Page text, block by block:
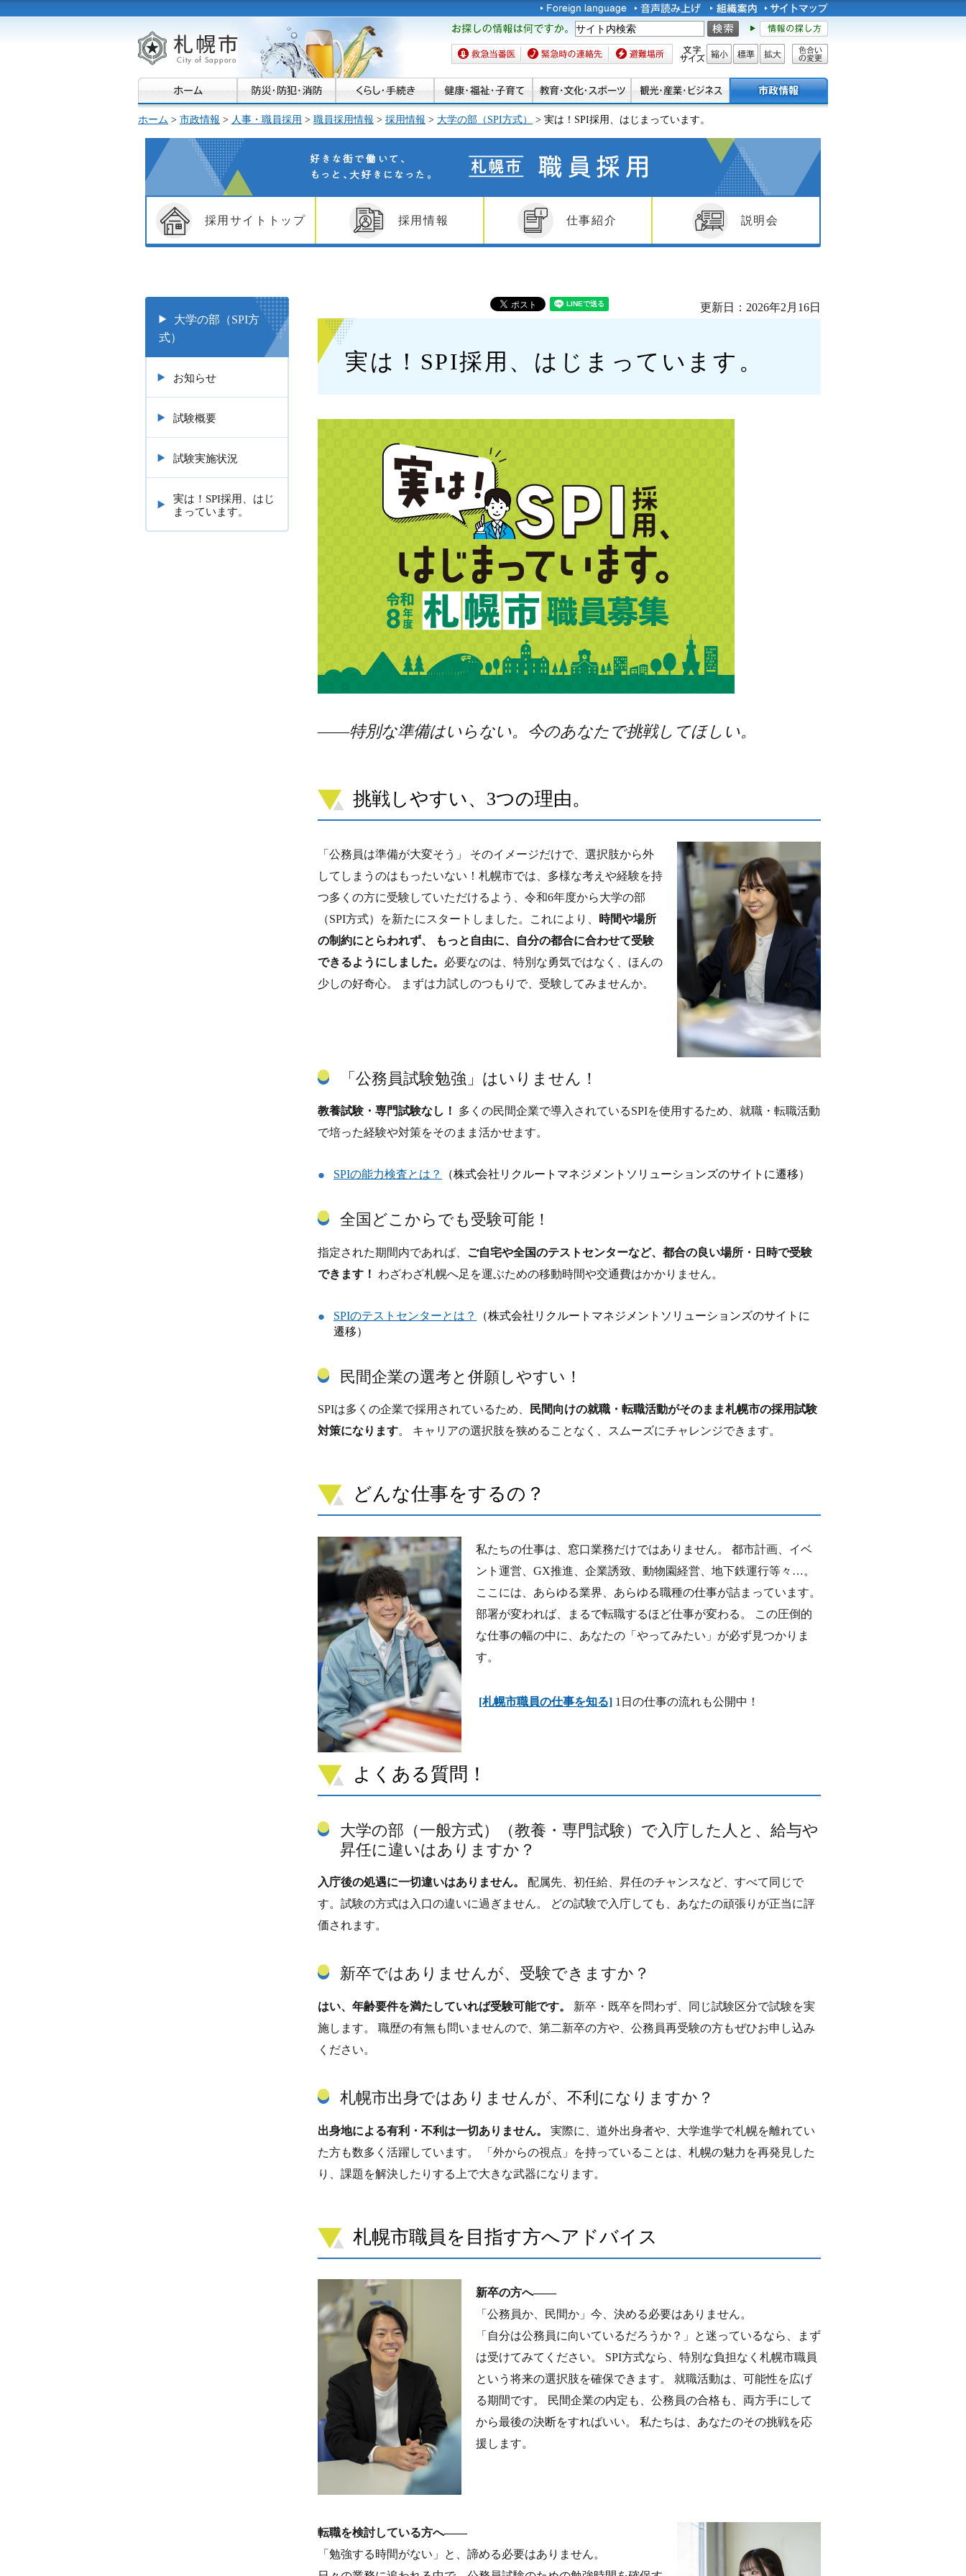
札幌市
お探しの情報は何です
か。
救急当番医 緊急時の連絡先 避難場所 文字サイズ
縮小 標準 拡大
色合い
ホーム > 市政情報 > 人事・職員採用 > 職員採用情報 > 採用情報 > 大学の部（SPI方式） > 実は！SPI採用、はじまっています。
好きな街で働いて、もっ
と、大好きになった。
札幌市職員採用
採用サイトトップ 採用情報 仕事紹介 説明会
大学の部（SPI方
式）
お知らせ
試験概要
試験実施状況
実は！SPI採用、はじ
まっています。
更新日：2026年2月16日
実は！SPI採用、はじまっています。
――特別な準備はいらない。今のあなたで挑戦してほしい。
挑戦しやすい、3つの理由。
「公務員は準備が大変そう」 そのイメージだけで、選択肢から外
してしまうのはもったいない！札幌市では、多様な考えや経験を持
つ多くの方に受験していただけるよう、令和6年度から大学の部
（SPI方式）を新たにスタートしました。これにより、
時間や場所
の制約にとらわれず、
もっと自由に、自分の都合に合わせて受験
できるようにしました。 必要なのは、特別な勇気ではなく、ほんの
少しの好奇心。 まずは力試しのつもりで、受験してみませんか。
「公務員試験勉強」はいりません！
教養試験・専門試験なし！
多くの民間企業で導入されているSPIを使用するため、就職・転職活動
で培った経験や対策をそのまま活かせます。
SPIの能力検査とは？ （株式会社リクルートマネジメントソリューションズのサイトに遷移）
全国どこからでも受験可能！
指定された期間内であれば、 ご自宅や全国のテストセンターなど、都合の良い場所・日時で受験
できます！
わざわざ札幌へ足を運ぶための移動時間や交通費はかかりません。
SPIのテストセンターとは？
（株式会社リクルートマネジメントソリューションズのサイトに
遷移）
民間企業の選考と併願しやすい！
SPIは多くの企業で採用されているため、
民間向けの就職・転職活動がそのまま札幌市の採用試験
対策になります。 キャリアの選択肢を狭めることなく、スムーズにチャレンジできます。
どんな仕事をするの？
私たちの仕事は、窓口業務だけではありません。 都市計画、イベ
ント運営、GX推進、企業誘致、動物園経営、地下鉄運行等々…。
ここには、あらゆる業界、あらゆる職種の仕事が詰まっています。
部署が変われば、まるで転職するほど仕事が変わる。 この圧倒的
な仕事の幅の中に、あなたの「やってみたい」が必ず見つかりま
す。
[札幌市職員の仕事を知る] 1日の仕事の流れも公開中！
よくある質問！
大学の部（一般方式）（教養・専門試験）で入庁した人と、給与や
昇任に違いはありますか？
入庁後の処遇に一切違いはありません。
配属先、初任給、昇任のチャンスなど、すべて同じで
す。試験の方式は入口の違いに過ぎません。 どの試験で入庁しても、あなたの頑張りが正当に評
価されます。
新卒ではありませんが、受験できますか？
はい、年齢要件を満たしていれば受験可能です。
新卒・既卒を問わず、同じ試験区分で試験を実
施します。 職歴の有無も問いませんので、第二新卒の方や、公務員再受験の方もぜひお申し込み
ください。
札幌市出身ではありませんが、不利になりますか？
出身地による有利・不利は一切ありません。
実際に、道外出身者や、大学進学で札幌を離れてい
た方も数多く活躍しています。 「外からの視点」を持っていることは、札幌の魅力を再発見した
り、課題を解決したりする上で大きな武器になります。
札幌市職員を目指す方へアドバイス
新卒の方へ――
「公務員か、民間か」今、決める必要はありません。
「自分は公務員に向いているだろうか？」と迷っているなら、まず
は受けてみてください。 SPI方式なら、特別な負担なく札幌市職員
という将来の選択肢を確保できます。 就職活動は、可能性を広げ
る期間です。 民間企業の内定も、公務員の合格も、両方手にして
から最後の決断をすればいい。 私たちは、あなたのその挑戦を応
援します。
転職を検討している方へ――
「勉強する時間がない」と、諦める必要はありません。